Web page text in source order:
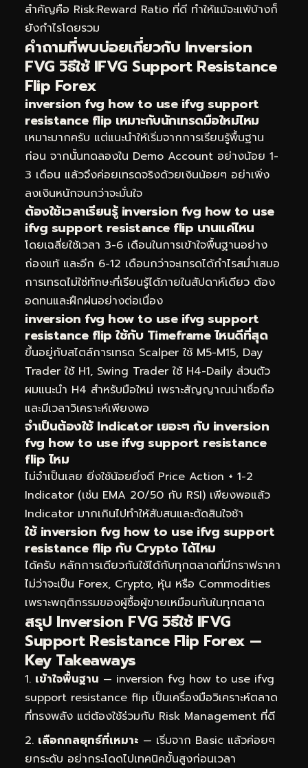
สำคัญคือ Risk:Reward Ratio ที่ดี ทำให้แม้จะแพ้บ้างก็
ยังกำไรโดยรวม
คำถามที่พบบ่อยเกี่ยวกับ Inversion
FVG วิธีใช้ IFVG Support Resistance
Flip Forex
inversion fvg how to use ifvg support
resistance flip เหมาะกับนักเทรดมือใหม่ไหม
เหมาะมากครับ แต่แนะนำให้เริ่มจากการเรียนรู้พื้นฐาน
ก่อน จากนั้นทดลองใน Demo Account อย่างน้อย 1-
3 เดือน แล้วจึงค่อยเทรดจริงด้วยเงินน้อยๆ อย่าเพิ่ง
ลงเงินหนักจนกว่าจะมั่นใจ
ต้องใช้เวลาเรียนรู้ inversion fvg how to use
ifvg support resistance flip นานแค่ไหน
โดยเฉลี่ยใช้เวลา 3-6 เดือนในการเข้าใจพื้นฐานอย่าง
ถ่องแท้ และอีก 6-12 เดือนกว่าจะเทรดได้กำไรสม่ำเสมอ
การเทรดไม่ใช่ทักษะที่เรียนรู้ได้ภายในสัปดาห์เดียว ต้อง
อดทนและฝึกฝนอย่างต่อเนื่อง
inversion fvg how to use ifvg support
resistance flip ใช้กับ Timeframe ไหนดีที่สุด
ขึ้นอยู่กับสไตล์การเทรด Scalper ใช้ M5-M15, Day
Trader ใช้ H1, Swing Trader ใช้ H4-Daily ส่วนตัว
ผมแนะนำ H4 สำหรับมือใหม่ เพราะสัญญาณน่าเชื่อถือ
และมีเวลาวิเคราะห์เพียงพอ
จำเป็นต้องใช้ Indicator เยอะๆ กับ inversion
fvg how to use ifvg support resistance
flip ไหม
ไม่จำเป็นเลย ยิ่งใช้น้อยยิ่งดี Price Action + 1-2
Indicator (เช่น EMA 20/50 กับ RSI) เพียงพอแล้ว
Indicator มากเกินไปทำให้สับสนและตัดสินใจช้า
ใช้ inversion fvg how to use ifvg support
resistance flip กับ Crypto ได้ไหม
ได้ครับ หลักการเดียวกันใช้ได้กับทุกตลาดที่มีกราฟราคา
ไม่ว่าจะเป็น Forex, Crypto, หุ้น หรือ Commodities
เพราะพฤติกรรมของผู้ซื้อผู้ขายเหมือนกันในทุกตลาด
สรุป Inversion FVG วิธีใช้ IFVG
Support Resistance Flip Forex —
Key Takeaways
เข้าใจพื้นฐาน — inversion fvg how to use ifvg
support resistance flip เป็นเครื่องมือวิเคราะห์ตลาด
ที่ทรงพลัง แต่ต้องใช้ร่วมกับ Risk Management ที่ดี
เลือกกลยุทธ์ที่เหมาะ — เริ่มจาก Basic แล้วค่อยๆ
ยกระดับ อย่ากระโดดไปเทคนิคขั้นสูงก่อนเวลา